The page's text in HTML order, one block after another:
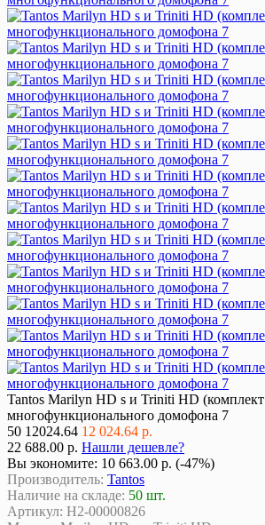
Tantos Marilyn HD s и Triniti HD (комплект
многофункционального домофона 7
50 12024.64 12 024.64 р.
22 688.00 р. Нашли дешевле?
Вы экономите: 10 663.00 р. (-47%)
Производитель: Tantos
Наличие на складе: 50 шт.
Артикул: Н2-00000826